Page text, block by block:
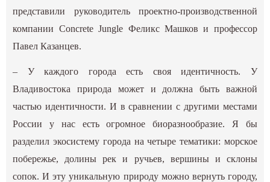
представили руководитель проектно-производственной
компании Concrete Jungle Феликс Машков и профессор
Павел Казанцев.
– У каждого города есть своя идентичность. У
Владивостока природа может и должна быть важной
частью идентичности. И в сравнении с другими местами
России у нас есть огромное биоразнообразие. Я бы
разделил экосистему города на четыре тематики: морское
побережье, долины рек и ручьев, вершины и склоны
сопок. И эту уникальную природу можно вернуть городу,